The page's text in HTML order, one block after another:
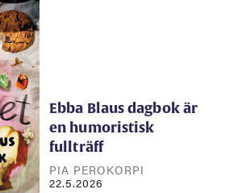
Ebba Blaus dagbok är
en humoristisk
fullträff
PIA PEROKORPI
22.5.2026